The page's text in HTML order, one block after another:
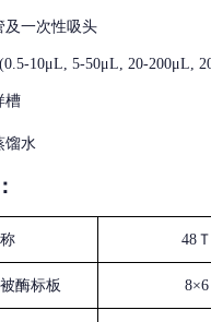
及一次性吸头
(0.5-10μL, 5-50μL, 20-200μL,
槽
馏水
48Ｔ
酶标板 8×6